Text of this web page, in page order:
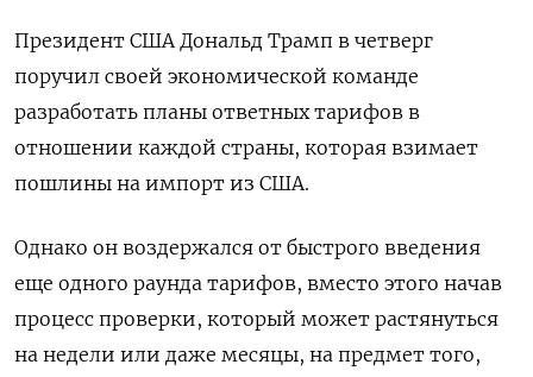
Президент США Дональд Трамп в четверг
поручил своей экономической команде
разработать планы ответных тарифов в
отношении каждой страны, которая взимает
пошлины на импорт из США.
Однако он воздержался от быстрого введения
еще одного раунда тарифов, вместо этого начав
процесс проверки, который может растянуться
на недели или даже месяцы, на предмет того,